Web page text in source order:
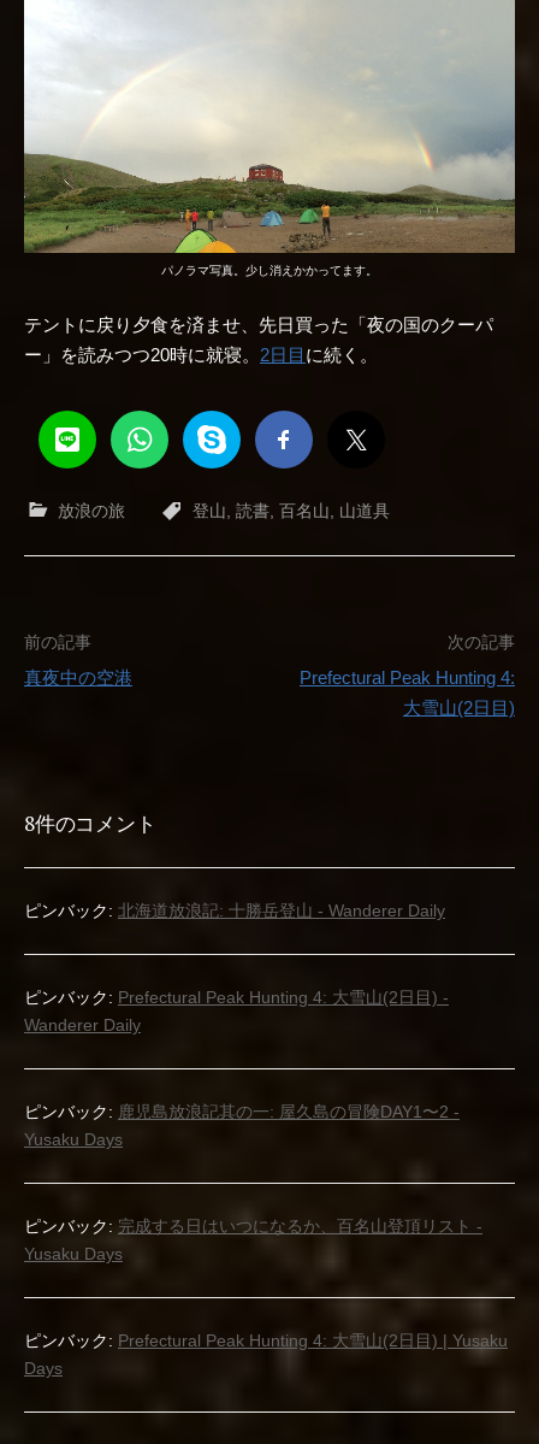
パノラマ写真。少し消えかかってます。
テントに戻り夕食を済ませ、先日買った「夜の国のクーパ
ー」を読みつつ20時に就寝。 2日目 に続く。
放浪の旅 登山 読書 百名山 山道具
投
稿
ビ
ゲ
ー
シ
ョ
ン
前の記事
真夜中の空港
次の記事
Prefectural Peak Hunting 4:
大雪山(2日目)
8件のコメント
ピンバック: 北海道放浪記: 十勝岳登山 - Wanderer Daily
ピンバック: Prefectural Peak Hunting 4: 大雪山(2日目) -
Wanderer Daily
ピンバック: 鹿児島放浪記其の一: 屋久島の冒険DAY1〜2 -
Yusaku Days
ピンバック: 完成する日はいつになるか、百名山登頂リスト -
Yusaku Days
ピンバック: Prefectural Peak Hunting 4: 大雪山(2日目) | Yusaku
Days